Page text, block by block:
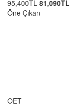
95,400TL 81,090TL
Öne Çıkan
OET